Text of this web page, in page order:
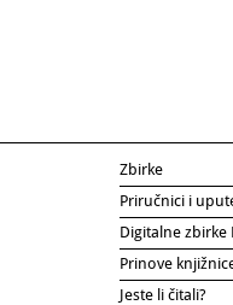
Zbirke
Priručnici i
Digitalne zbirke
Prinove
Jeste li čitali?